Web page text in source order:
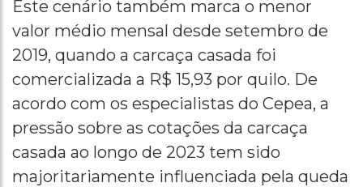
Este cenário também marca o menor
valor médio mensal desde setembro de
2019, quando a carcaça casada foi
comercializada a R$ 15,93 por quilo. De
acordo com os especialistas do Cepea, a
pressão sobre as cotações da carcaça
casada ao longo de 2023 tem sido
majoritariamente influenciada pela queda